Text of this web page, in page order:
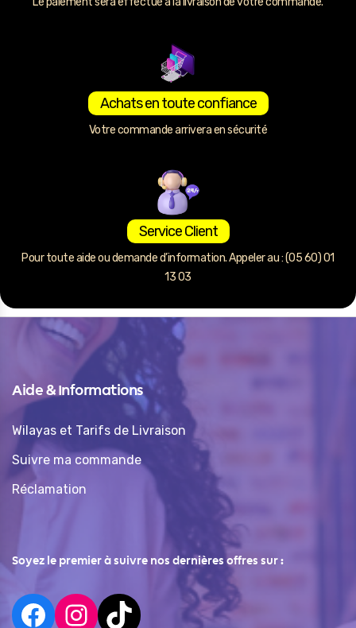
Achats en toute confiance
Votre commande arrivera en sécurité
Service Client
Pour toute aide ou demande d’information. Appeler au : (05 60) 01
13 03
Aide & Informations
Wilayas et Tarifs de Livraison
Suivre ma commande
Réclamation
Soyez le premier à suivre nos dernières offres sur :